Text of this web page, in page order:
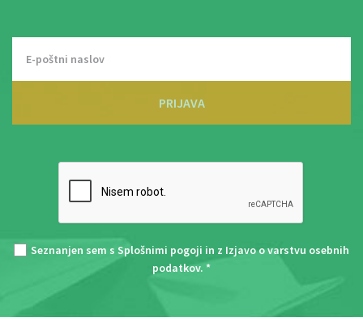
PRIJAVA
Seznanjen sem s Splošnimi pogoji in z Izjavo o varstvu osebnih
podatkov. *